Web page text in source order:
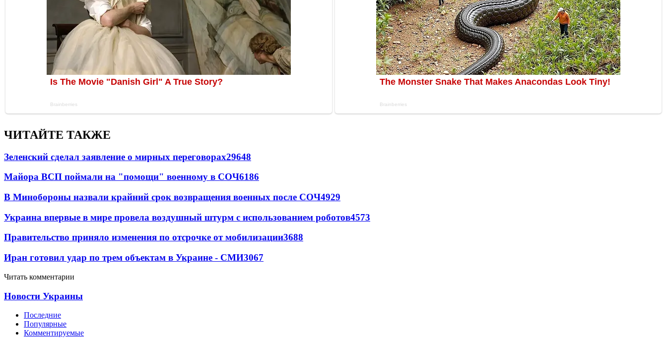
ЧИТАЙТЕ ТАКЖЕ
Зеленский сделал заявление о мирных переговорах29648
Майора ВСП поймали на "помощи" военному в СОЧ6186
В Минобороны назвали крайний срок возвращения военных после СОЧ4929
Украина впервые в мире провела воздушный штурм с использованием роботов4573
Правительство приняло изменения по отсрочке от мобилизации3688
Иран готовил удар по трем объектам в Украине - СМИ3067
Читать комментарии
Новости Украины
Последние
Популярные
Комментируемые